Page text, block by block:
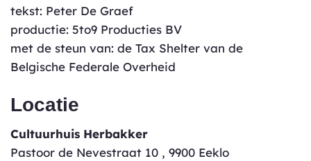
tekst: Peter De Graef
productie: 5to9 Producties BV
met de steun van: de Tax Shelter van de
Belgische Federale Overheid
Locatie
Cultuurhuis Herbakker
Pastoor de Nevestraat 10 , 9900 Eeklo